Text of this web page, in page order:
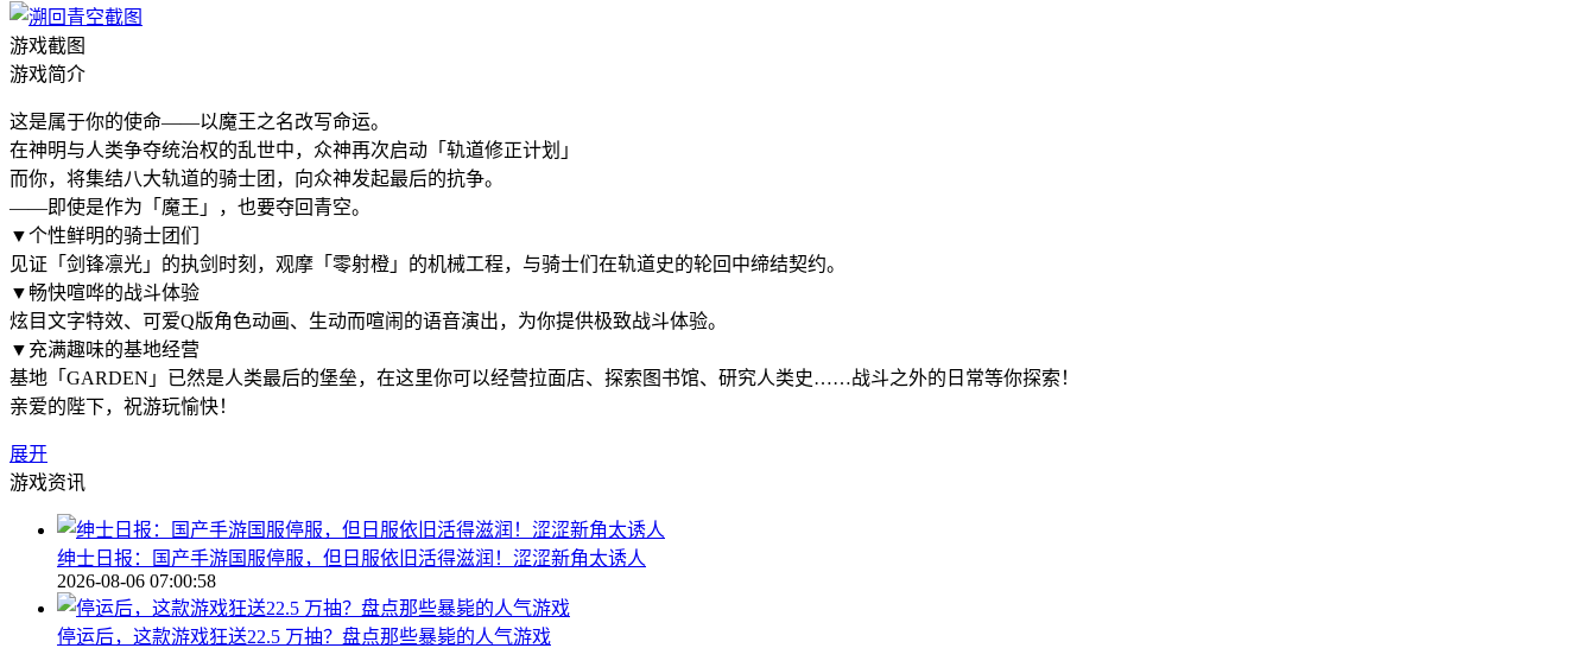
游戏截图
游戏简介
这是属于你的使命——以魔王之名改写命运。
在神明与人类争夺统治权的乱世中，众神再次启动「轨道修正计划」
而你，将集结八大轨道的骑士团，向众神发起最后的抗争。
——即使是作为「魔王」，也要夺回青空。
▼个性鲜明的骑士团们
见证「剑锋凛光」的执剑时刻，观摩「零射橙」的机械工程，与骑士们在轨道史的轮回中缔结契约。
▼畅快喧哗的战斗体验
炫目文字特效、可爱Q版角色动画、生动而喧闹的语音演出，为你提供极致战斗体验。
▼充满趣味的基地经营
基地「GARDEN」已然是人类最后的堡垒，在这里你可以经营拉面店、探索图书馆、研究人类史……战斗之外的日常等你探索！
亲爱的陛下，祝游玩愉快！
展开
游戏资讯
绅士日报：国产手游国服停服，但日服依旧活得滋润！涩涩新角太诱人
2026-08-06 07:00:58
停运后，这款游戏狂送22.5 万抽？盘点那些暴毙的人气游戏